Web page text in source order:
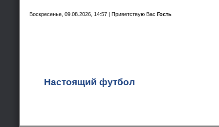
Воскресенье, 09.08.2026, 14:57 | Приветствую Вас Гость
Настоящий футбол